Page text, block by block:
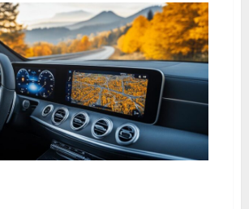
Scenic
II
en
panne,
que
faire
?
Les
etapes
essentielles
pour
l’urgence